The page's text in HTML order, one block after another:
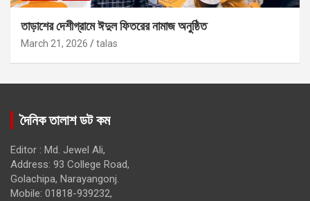
তাড়াশের দেশীগ্রামে ঈদুল ফিতরের নামাজ অনুষ্ঠিত
March 21, 2026 talas
দৈনিক তালাশ ডট কম
Editor : Md. Jewel Ali,
Address: 93 College Road,
Golachipa, Narayangonj.
Mobile: 01818-939232,